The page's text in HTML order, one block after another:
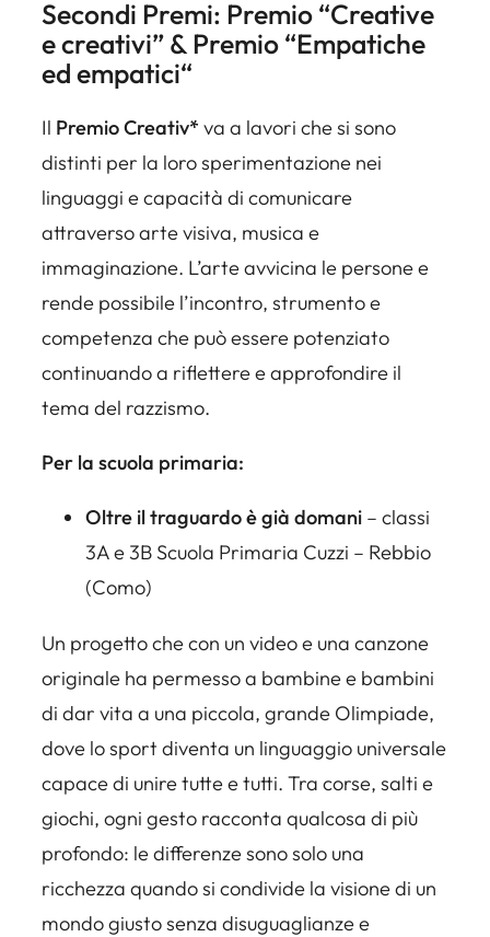
Secondi Premi: Premio “Creative
e creativi” & Premio “Empatiche
ed empatici“
Il PremioCreativ* va a lavori che si sono
distinti per la loro sperimentazione nei
linguaggi e capacità di comunicare
attraverso arte visiva, musica e
immaginazione. L’arte avvicina le persone e
rende possibile l’incontro, strumento e
competenza che può essere potenziato
continuando a riflettere e approfondire il
tema del razzismo.
Per la scuola primaria:
Oltre il traguardo è già domani – classi
3A e 3B Scuola Primaria Cuzzi – Rebbio
(Como)
Un progetto che con un video e una canzone
originale ha permesso a bambine e bambini
di dar vita a una piccola, grande Olimpiade,
dove lo sport diventa un linguaggio universale
capace di unire tutte e tutti. Tra corse, salti e
giochi, ogni gesto racconta qualcosa di più
profondo: le differenze sono solo una
ricchezza quando si condivide la visione di un
mondo giusto senza disuguaglianze e